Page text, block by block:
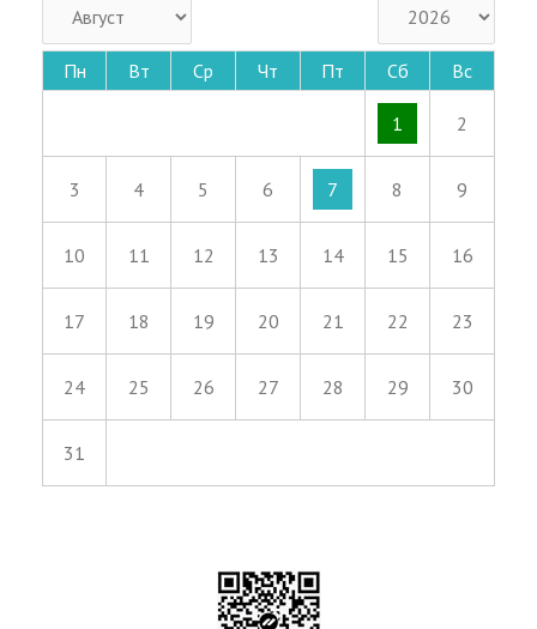
Пн Вт Ср Чт Пт Сб Вс
1 2
3 4 5 6 7 8 9
10 11 12 13 14 15 16
17 18 19 20 21 22 23
24 25 26 27 28 29 30
31